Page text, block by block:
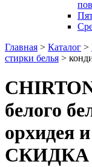
Главная > Каталог >
стирки белья >
белого
орхидея
СКИДКА